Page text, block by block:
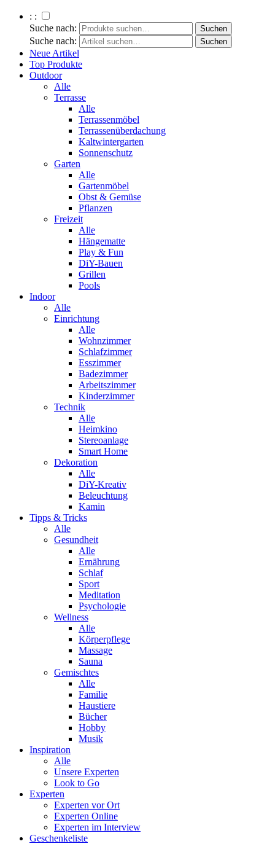
: :
Suche nach:
Suche nach:
Neue Artikel
Top Produkte
Outdoor
Alle
Terrasse
Alle
Terrassenmöbel
Terrassenüberdachung
Kaltwintergarten
Sonnenschutz
Garten
Alle
Gartenmöbel
Obst & Gemüse
Pflanzen
Freizeit
Alle
Hängematte
Play & Fun
DiY-Bauen
Grillen
Pools
Indoor
Alle
Einrichtung
Alle
Wohnzimmer
Schlafzimmer
Esszimmer
Badezimmer
Arbeitszimmer
Kinderzimmer
Technik
Alle
Heimkino
Stereoanlage
Smart Home
Dekoration
Alle
DiY-Kreativ
Beleuchtung
Kamin
Tipps & Tricks
Alle
Gesundheit
Alle
Ernährung
Schlaf
Sport
Meditation
Psychologie
Wellness
Alle
Körperpflege
Massage
Sauna
Gemischtes
Alle
Familie
Haustiere
Bücher
Hobby
Musik
Inspiration
Alle
Unsere Experten
Look to Go
Experten
Experten vor Ort
Experten Online
Experten im Interview
Geschenkeliste